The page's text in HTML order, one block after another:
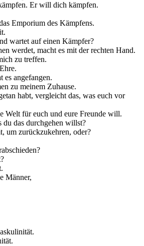
Er will dich kämpfen.
Emporium des Kämpfens.
wartet auf einen Kämpfer?
werdet, macht es mit der rechten Hand.
zu treffen.
es angefangen.
zu meinem Zuhause.
habt, vergleicht das, was euch vor
Welt für euch und eure Freunde will.
du das durchgehen willst?
um zurückzukehren, oder?
Männer,